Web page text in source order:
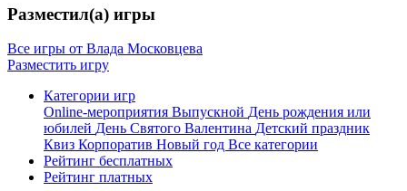
Разместил(а) игры
Все игры от Влада Московцева
Разместить игру
Категории игр
Online-мероприятия Выпускной День рождения или
юбилей День Святого Валентина Детский праздник
Квиз Корпоратив Новый год Все категории
Рейтинг бесплатных
Рейтинг платных